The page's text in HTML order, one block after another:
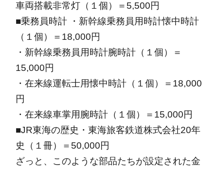
車両搭載非常灯（１個）＝5,500円
■乗務員時計
・新幹線乗務員用時計懐中時計
（１個）＝18,000円
・新幹線乗務員用時計腕時計（１個）＝
15,000円
・在来線運転士用懐中時計（１個）＝18,000
円
・在来線車掌用腕時計（１個）＝15,000円
■JR東海の歴史 ・東海旅客鉄道株式会社20年
史（１冊）＝50,000円
ざっと、このような部品たちが設定された金